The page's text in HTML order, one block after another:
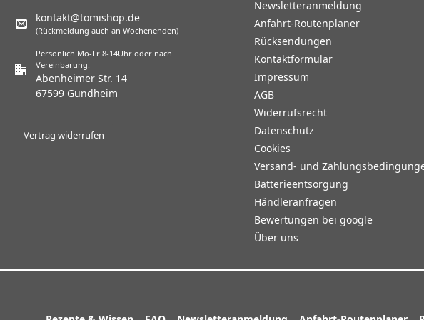
kontakt@tomishop.de
(Rückmeldung auch an Wochenenden)
Persönlich Mo-Fr 8-14Uhr oder nach
Vereinbarung:
Abenheimer Str. 14
67599 Gundheim
Vertrag widerrufen
Newsletteranmeldung
Anfahrt-Routenplaner
Rücksendungen
Kontaktformular
Impressum
AGB
Widerrufsrecht
Datenschutz
Cookies
Versand- und
Batterieentsorgung
Händleranfragen
Bewertungen bei google
Über uns